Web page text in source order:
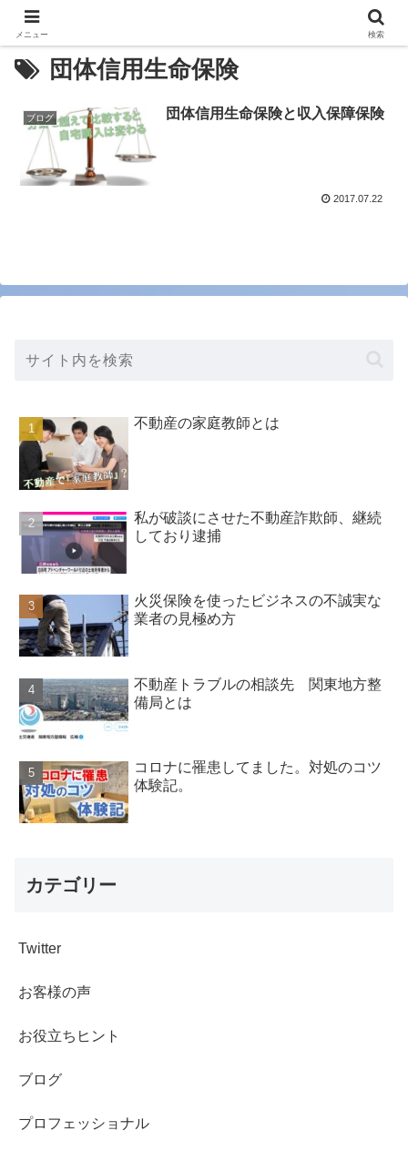
団体信用生命保険
ブログ 団体信用生命保険と収入保障保険
2017.07.22
不動産の家庭教師とは
私が破談にさせた不動産詐欺師、継続
しており逮捕
火災保険を使ったビジネスの不誠実な
業者の見極め方
不動産トラブルの相談先 関東地方整
備局とは
コロナに罹患してました。対処のコツ
体験記。
カテゴリー
Twitter
お客様の声
お役立ちヒント
ブログ
プロフェッショナル
メニュー 検索